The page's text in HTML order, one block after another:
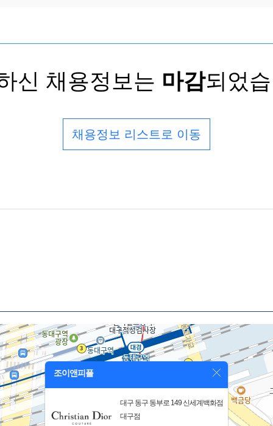
신 채용정보는 마감되었
채용정보 리스트로 이동
조이앤피플
대구 동구 동부로 149 신세계백화점
대구점